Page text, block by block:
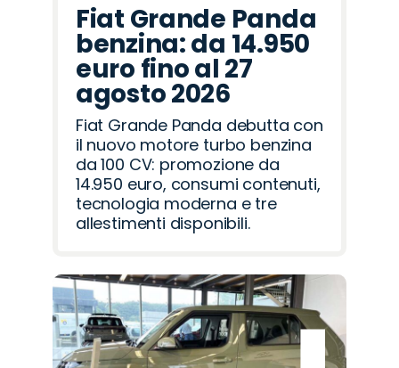
Fiat Grande Panda
benzina: da 14.950
euro fino al 27
agosto 2026
Fiat Grande Panda debutta con
il nuovo motore turbo benzina
da 100 CV: promozione da
14.950 euro, consumi contenuti,
tecnologia moderna e tre
allestimenti disponibili.